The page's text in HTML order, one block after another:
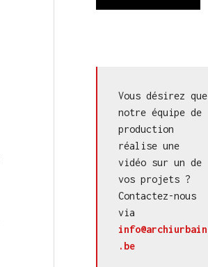
Vous désirez que
notre équipe de
production
réalise une
vidéo sur un de
vos projets ?
Contactez-nous
info@archiurbain
.be